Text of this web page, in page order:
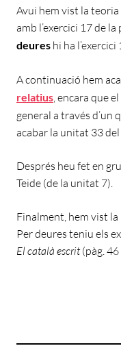
Avui hem vist la teoria
amb l’exercici 17 de
deures hi ha
A continuació hem
relatius , encara que
general a través d’un
acabar la unitat 33
Després heu fet en
Teide (de la unitat 7).
Finalment, hem vist
Per deures teniu els
El català escrit(pàg. 46